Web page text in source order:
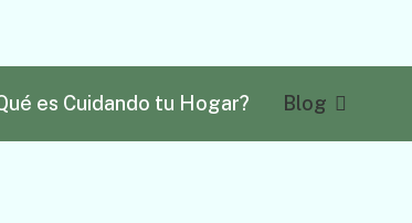
es Cuidando tu Hogar? Blog